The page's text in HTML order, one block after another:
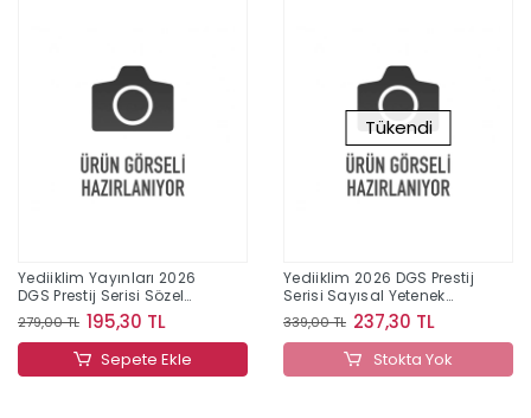
Yediiklim Yayınları 2026
DGS Prestij Serisi Sözel
Yetenek Tamamı
Çözümlü Soru Bankası
279,00 TL 195,30 TL
Sepete Ekle
Tükendi
Yediiklim 2026 DGS Prestij
Serisi Sayısal Yetenek
Tamamı Çözümlü Soru
Bankası
339,00 TL 237,30 TL
Stokta Yok